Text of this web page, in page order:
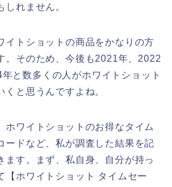
しれません。
イトショットの商品をかなりの方
。そのため、今後も2021年、2022
と数多くの人がホワイトショット
くと思うんですよね。
ホワイトショットのお得なタイム
ードなど、私が調査した結果を記
ます。まず、私自身、自分が持っ
【ホワイトショット タイムセー